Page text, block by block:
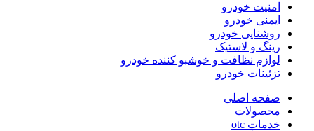
امنیت خودرو
ایمنی خودرو
روشنایی خودرو
رینگ و لاستیک
لوازم نظافت و خوشبو کننده خودرو
تزئینات خودرو
صفحه اصلی
محصولات
خدمات otc